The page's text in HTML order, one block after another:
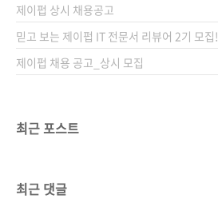
제이펍 상시 채용공고
믿고 보는 제이펍 IT 전문서 리뷰어 2기 모집!
제이펍 채용 공고_상시 모집
최근 포스트
최근 댓글